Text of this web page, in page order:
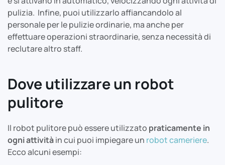
pulizia. Infine, puoi utilizzarlo affiancandolo al
personale per le pulizie ordinarie, ma anche per
effettuare operazioni straordinarie, senza necessità di
reclutare altro staff.
Dove utilizzare un robot
pulitore
Il robot pulitore può essere utilizzato praticamente in
ogni attivitàin cui puoi impiegare un robot cameriere.
Ecco alcuni esempi: